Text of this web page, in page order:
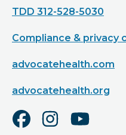
TDD 312-528-5030
Compliance & privacy
advocatehealth.com
advocatehealth.org